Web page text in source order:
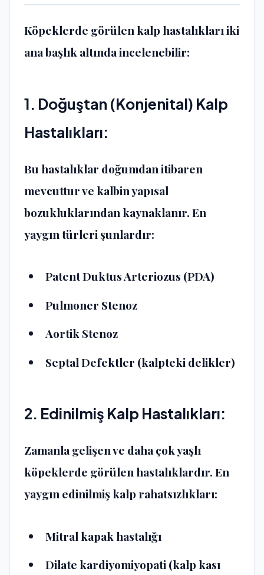
Köpeklerde görülen kalp hastalıkları iki
ana başlık altında incelenebilir:
1. Doğuştan (Konjenital) Kalp
Hastalıkları:
Bu hastalıklar doğumdan itibaren
mevcuttur ve kalbin yapısal
bozukluklarından kaynaklanır. En
yaygın türleri şunlardır:
Patent Duktus Arteriozus (PDA)
Pulmoner Stenoz
Aortik Stenoz
Septal Defektler (kalpteki delikler)
2. Edinilmiş Kalp Hastalıkları:
Zamanla gelişen ve daha çok yaşlı
köpeklerde görülen hastalıklardır. En
yaygın edinilmiş kalp rahatsızlıkları:
Mitral kapak hastalığı
Dilate kardiyomiyopati (kalp kası